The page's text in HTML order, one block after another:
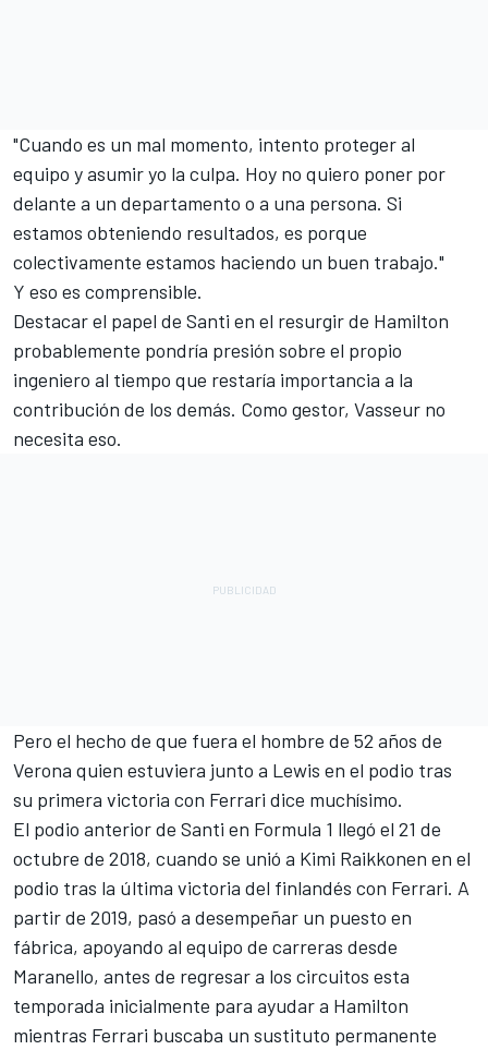
"Cuando es un mal momento, intento proteger al
equipo y asumir yo la culpa. Hoy no quiero poner por
delante a un departamento o a una persona. Si
estamos obteniendo resultados, es porque
colectivamente estamos haciendo un buen trabajo."
Y eso es comprensible.
Destacar el papel de Santi en el resurgir de Hamilton
probablemente pondría presión sobre el propio
ingeniero al tiempo que restaría importancia a la
contribución de los demás. Como gestor, Vasseur no
necesita eso.
Pero el hecho de que fuera el hombre de 52 años de
Verona quien estuviera junto a Lewis en el podio tras
su primera victoria con Ferrari dice muchísimo.
El podio anterior de Santi en Formula 1 llegó el 21 de
octubre de 2018, cuando se unió a Kimi Raikkonen en el
podio tras la última victoria del finlandés con Ferrari. A
partir de 2019, pasó a desempeñar un puesto en
fábrica, apoyando al equipo de carreras desde
Maranello, antes de regresar a los circuitos esta
temporada inicialmente para ayudar a Hamilton
mientras Ferrari buscaba un sustituto permanente